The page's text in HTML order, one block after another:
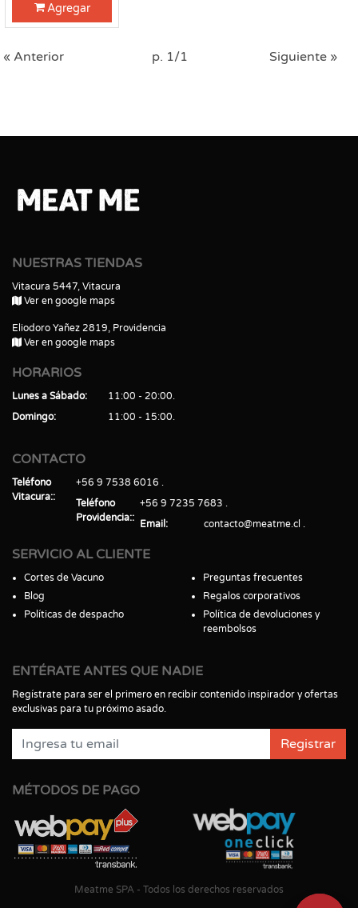
Agregar
« Anterior p. 1/1 Siguiente »
NUESTRAS TIENDAS
Vitacura 5447, Vitacura
Ver en google maps
Eliodoro Yañez 2819, Providencia
Ver en google maps
HORARIOS
Lunes a Sábado
11:00 - 20:00
Domingo
11:00 - 15:00
CONTACTO
Teléfono
Vitacura:
+56 9 7538 6016
Teléfono
Providencia:
+56 9 7235 7683
Email
contacto@meatme.cl
SERVICIO AL CLIENTE
Cortes de Vacuno
Blog
Políticas de despacho
Preguntas frecuentes
Regalos corporativos
Política de devoluciones y
reembolsos
ENTÉRATE ANTES QUE NADIE
Regístrate para ser el primero en recibir contenido inspirador y ofertas
exclusivas para tu próximo asado.
Registrar
MÉTODOS DE PAGO
Meatme SPA - Todos los derechos reservados